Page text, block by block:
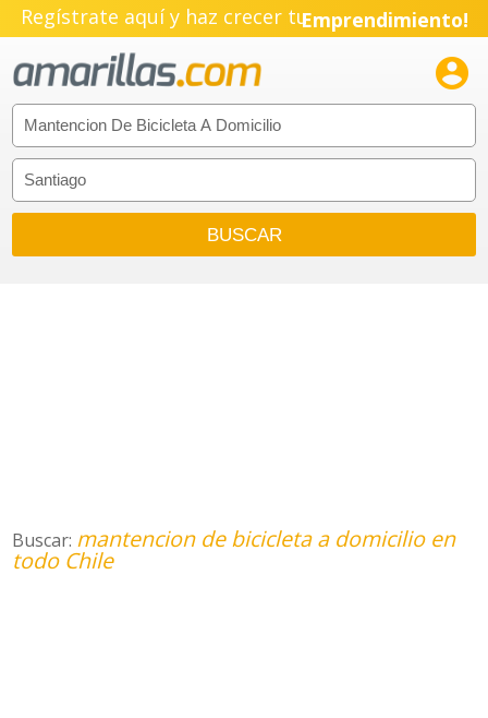
Regístrate aquí y haz crecer tuEmprendimiento!

Buscar: mantencion de bicicleta a domicilio en
todo Chile